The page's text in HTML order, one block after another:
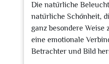
Die natürliche
natürliche Schönheit,
ganz besondere
eine emotionale
Betrachter und Bild